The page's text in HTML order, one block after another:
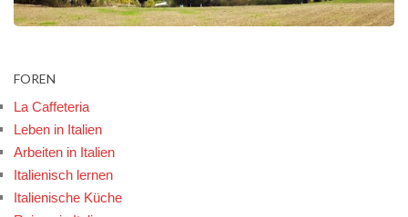
FOREN
La Caffeteria
Leben in Italien
Arbeiten in Italien
Italienisch lernen
Italienische Küche